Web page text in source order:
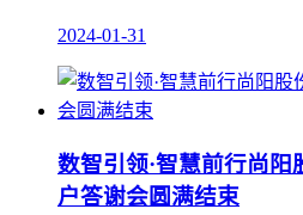
2024-01-31
数智引领·智慧前行尚
户答谢会圆满结束